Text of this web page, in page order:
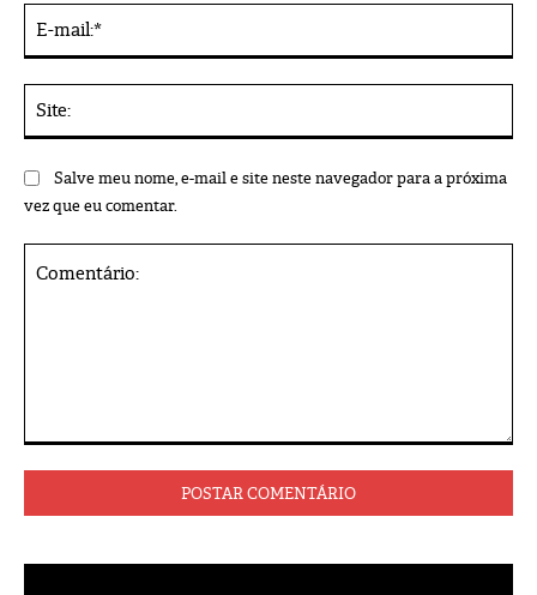
Salve meu nome, e-mail e site neste navegador para a próxima
vez que eu comentar.